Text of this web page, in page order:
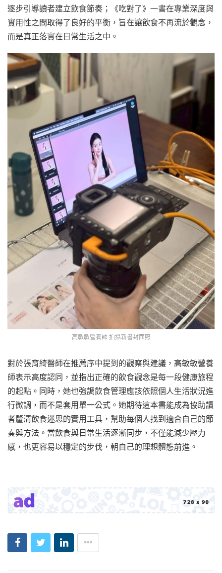
逐步引導讀者建立飲食節奏；《吃對了》一書在專業深度與
實用性之間取得了良好的平衡，旨在讓飲食不再流於觀念，
而是真正落實在日常生活之中。
高敏敏營養師 拍攝新書封面照
對於張育綺醫師在推薦序中提到的觀察與建議，高敏敏營養
師表示高度認同，並指出正確的飲食觀念是每一段健康旅程
的起點。同時，她也強調飲食管理應該依照個人生活狀況進
行微調，而不是套用單一公式。她期待這本書能成為協助讀
者釐清飲食迷思的實用工具，幫助每個人找到適合自己的節
奏與方法。當飲食與日常生活逐漸同步，不僅能減少壓力
感，也更容易以穩定的步伐，朝自己的理想體態前進。